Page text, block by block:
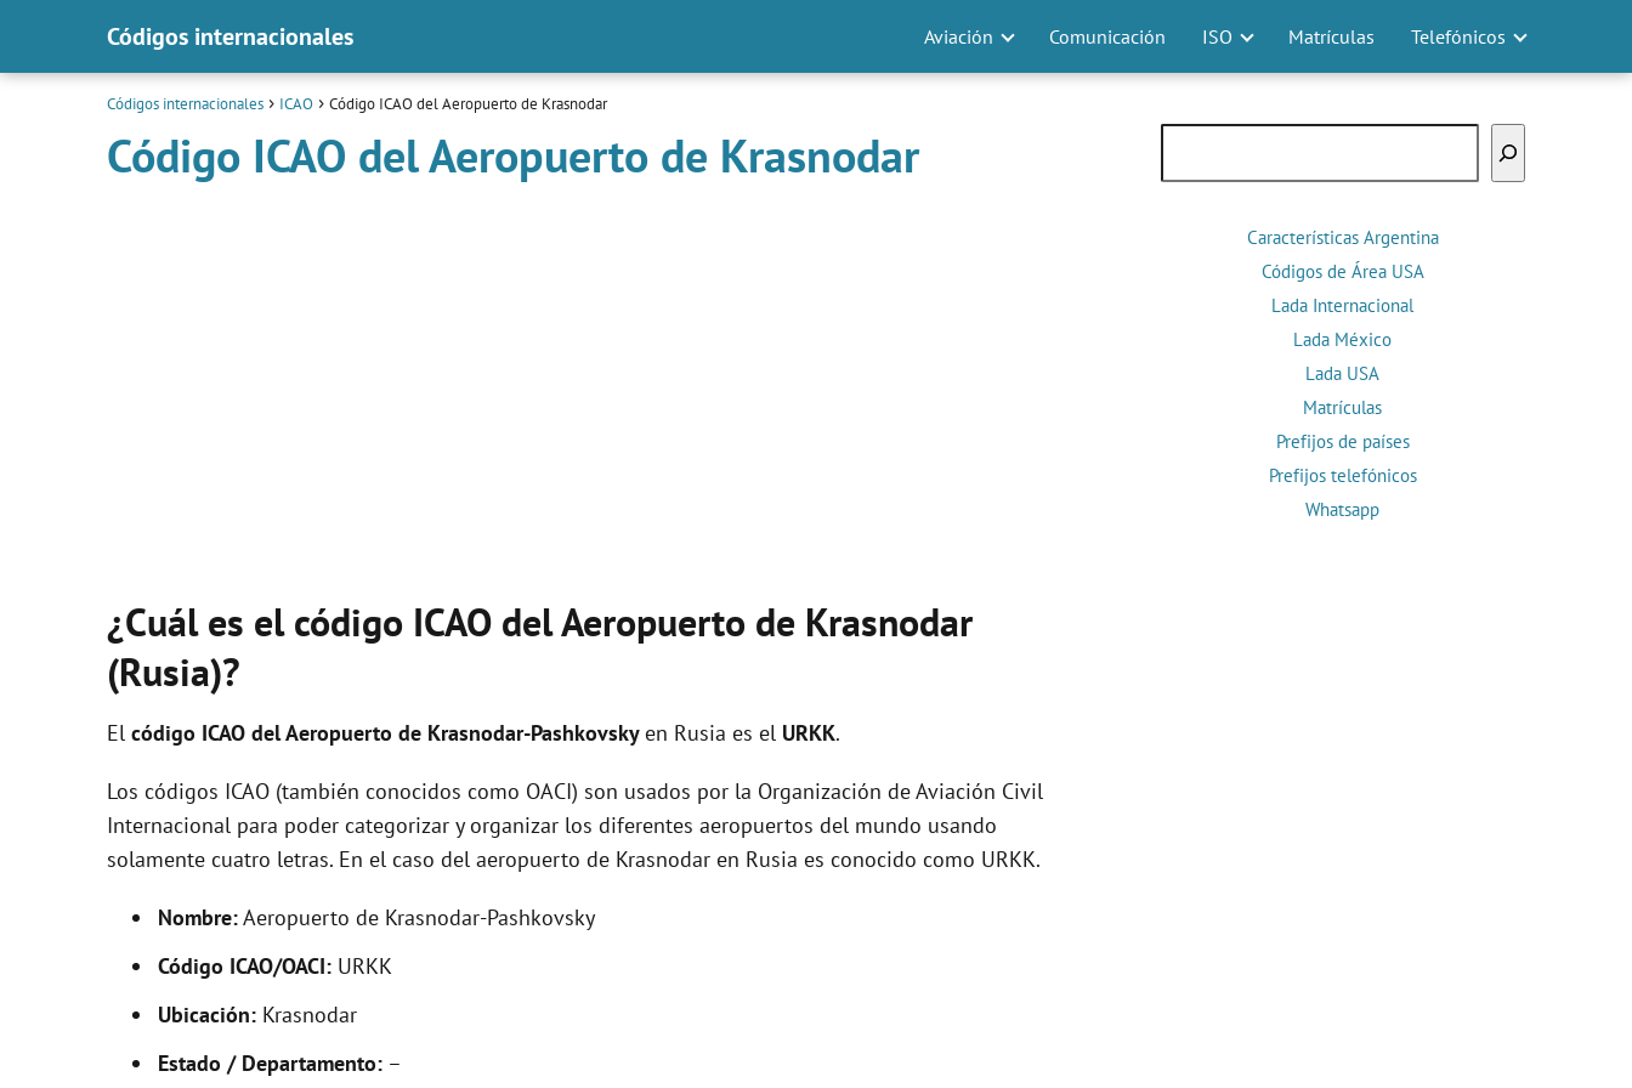
Códigos internacionales Aviación Comunicación ISO Matrículas Telefónicos
Códigos internacionales ICAO Código ICAO del Aeropuerto de Krasnodar
Código ICAO del Aeropuerto de Krasnodar
¿Cuál es el código ICAO del Aeropuerto de Krasnodar
(Rusia)?
El código ICAO delAeropuerto de Krasnodar-Pashkovskyen Rusia es el URKK.
Los códigos ICAO (también conocidos como OACI) son usados por la Organización de Aviación Civil
Internacional para poder categorizar y organizar los diferentes aeropuertos del mundo usando
solamente cuatro letras. En el caso del aeropuerto de Krasnodar en Rusia es conocido como URKK.
Nombre:Aeropuerto de Krasnodar-Pashkovsky
Código ICAO/OACI: URKK
Ubicación: Krasnodar
Estado / Departamento: –
Características Argentina
Códigos de Área USA
Lada Internacional
Lada México
Lada USA
Matrículas
Prefijos de países
Prefijos telefónicos
Whatsapp